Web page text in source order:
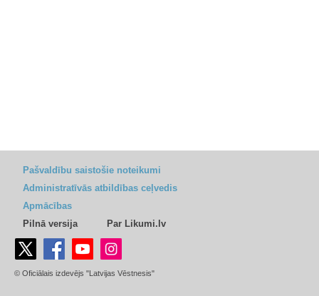
Pašvaldību saistošie noteikumi
Administratīvās atbildības ceļvedis
Apmācības
Pilnā versija
Par Likumi.lv
© Oficiālais izdevējs "Latvijas Vēstnesis"